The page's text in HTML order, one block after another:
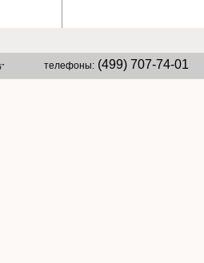
телефоны: (499) 707-74-01